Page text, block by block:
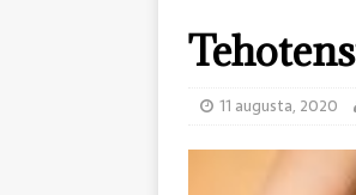
11 augusta, 2020